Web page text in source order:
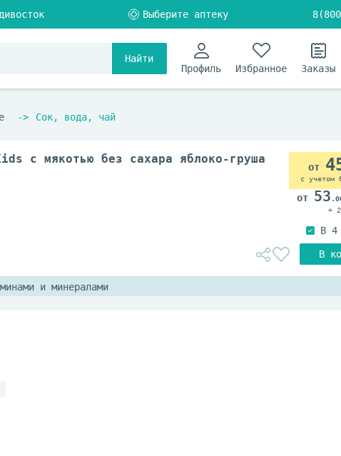
Найти
Профиль
Избранное Заказы
Сок, вода, чай
с мякотью без сахара яблоко-груша
с учетом
53
+ 2
и минералами